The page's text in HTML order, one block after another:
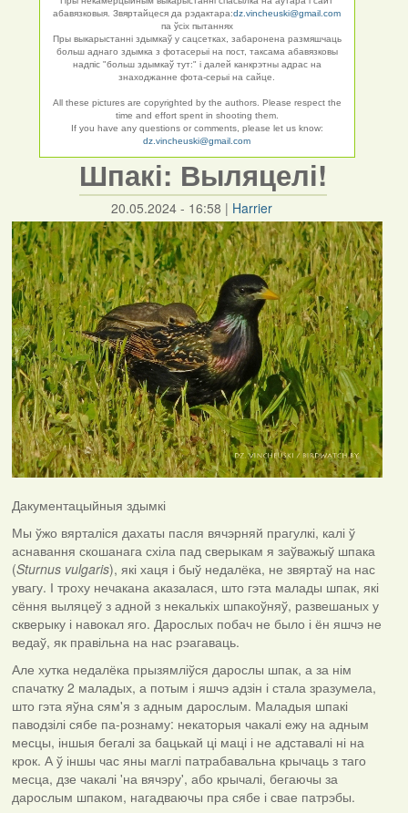
абавязковыя. Звяртайцеся да рэдактара:dz.vincheuski@gmail.com
па ўсіх пытаннях
Пры выкарыстанні здымкаў у сацсетках, забаронена размяшчаць
больш аднаго здымка з фотасерыі на пост, таксама абавязковы
надпіс "больш здымкаў тут:" і далей канкрэтны адрас на
знаходжанне фота-серыі на сайце.
All these pictures are copyrighted by the authors. Please respect the
time and effort spent in shooting them.
If you have any questions or comments, please let us know:
dz.vincheuski@gmail.com
Шпакі: Выляцелі!
20.05.2024 - 16:58 | Harrier
Дакументацыйныя здымкі
Мы ўжо вярталіся дахаты пасля вячэрняй прагулкі, калі ў
аснавання скошанага схіла пад сверыкам я заўважыў шпака
(Sturnus vulgaris), які хаця і быў недалёка, не звяртаў на нас
увагу. І троху нечакана аказалася, што гэта малады шпак, які
сёння выляцеў з адной з некалькіх шпакоўняў, развешаных у
скверыку і навокал яго. Дарослых побач не было і ён яшчэ не
ведаў, як правільна на нас рэагаваць.
Але хутка недалёка прызямліўся дарослы шпак, а за нім
спачатку 2 маладых, а потым і яшчэ адзін і стала зразумела,
што гэта яўна сям'я з адным дарослым. Маладыя шпакі
паводзілі сябе па-рознаму: некаторыя чакалі ежу на адным
месцы, іншыя бегалі за бацькай ці маці і не адставалі ні на
крок. А ў іншы час яны маглі патрабавальна крычаць з таго
месца, дзе чакалі 'на вячэру', або крычалі, бегаючы за
дарослым шпаком, нагадваючы пра сябе і свае патрэбы.